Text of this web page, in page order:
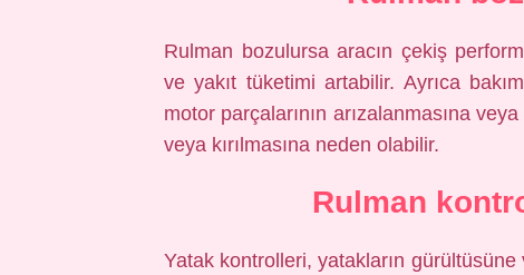
Rulman bozulursa aracın çekiş
ve yakıt tüketimi artabilir. Ayrıca
motor parçalarının arızalanmasına
veya kırılmasına neden olabilir.
Rulman
Yatak kontrolleri, yatakların